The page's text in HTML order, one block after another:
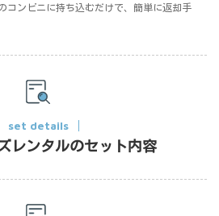
コンビニに持ち込むだけで、簡単に返却手
set details
レンタルのセット内容